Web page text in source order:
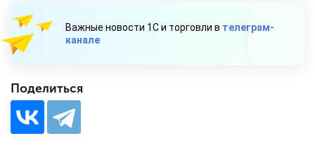
Важные новости 1С и торговли в телеграм-
канале
Поделиться